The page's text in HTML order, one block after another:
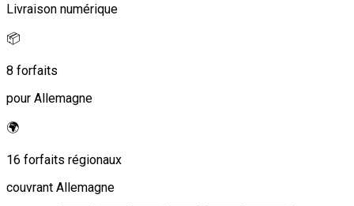
Livraison numérique
📦
8 forfaits
pour Allemagne
🌍
16 forfaits régionaux
couvrant Allemagne